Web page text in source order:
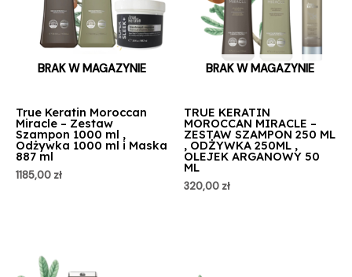
BRAK W MAGAZYNIE
True Keratin Moroccan
Miracle – Zestaw
Szampon 1000 ml ,
Odżywka 1000 ml i Maska
887 ml
1185,00 zł
BRAK W MAGAZYNIE
TRUE KERATIN
MOROCCAN MIRACLE –
ZESTAW SZAMPON 250 ML
, ODŻYWKA 250ML ,
OLEJEK ARGANOWY 50
ML
320,00 zł